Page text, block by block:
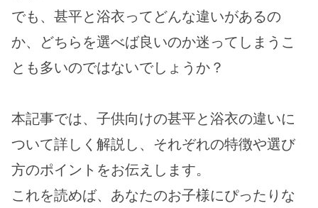
でも、甚平と浴衣ってどんな違いがあるの
か、どちらを選べば良いのか迷ってしまうこ
とも多いのではないでしょうか？
本記事では、子供向けの甚平と浴衣の違いに
ついて詳しく解説し、それぞれの特徴や選び
方のポイントをお伝えします。
これを読めば、あなたのお子様にぴったりな